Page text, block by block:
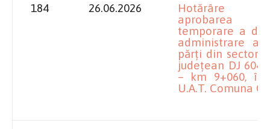
184 26.06.2026
Hotărâre
aprobarea
temporare a
administrare
părți din
județean DJ 604
– km 9+060, în
U.A.T. Comuna